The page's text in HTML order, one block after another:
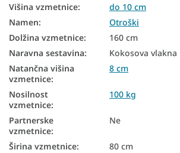
Antialergijske vzmetnice
Antibakterijske vzmetnice
Trdota vzmetnice H3
Višina vzmetnice:
do 10 cm
Namen:
Otroški
Dolžina vzmetnice:
160 cm
Naravna sestavina:
Kokosova vlakna
Natančna višina
vzmetnice:
8 cm
Nosilnost
vzmetnice:
100 kg
Partnerske
vzmetnice:
Ne
Širina vzmetnice:
80 cm